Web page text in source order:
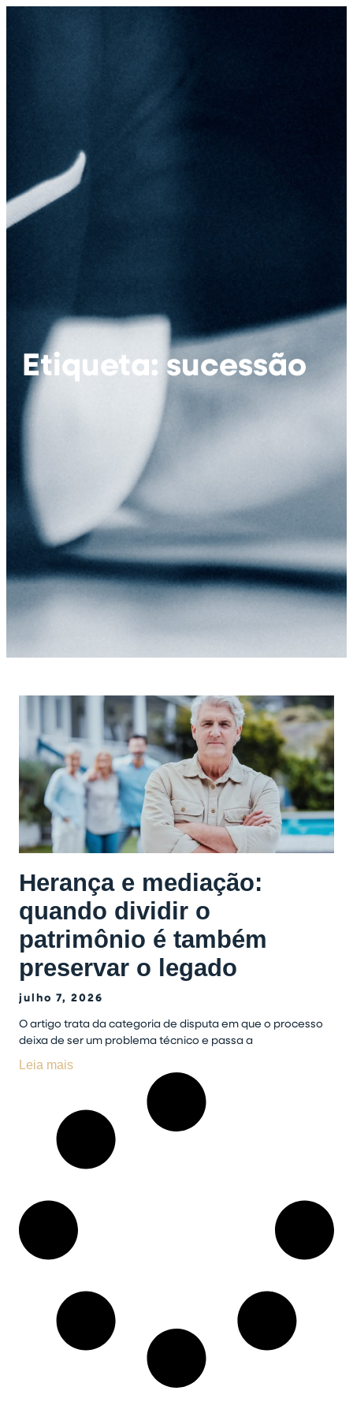
Etiqueta: sucessão
Herança e mediação:
quando dividir o
patrimônio é também
preservar o legado
julho 7, 2026
O artigo trata da categoria de disputa em que o processo
deixa de ser um problema técnico e passa a
Leia mais